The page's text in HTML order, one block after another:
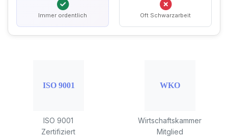
Immer ordentlich Oft Schwarzarbeit
ISO 9001
Zertifiziert
Wirtschaftskammer
Mitglied